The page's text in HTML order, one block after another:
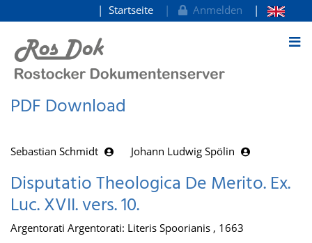
zum Inhalt
Startseite Anmelden
PDF Download
Sebastian Schmidt Johann Ludwig Spölin
Disputatio Theologica De Merito. Ex.
Luc. XVII. vers. 10.
Argentorati Argentorati: Literis Spoorianis , 1663